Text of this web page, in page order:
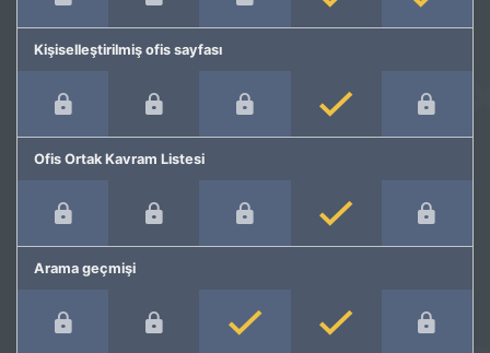
Kişiselleştirilmiş ofis sayfası
Ofis Ortak Kavram Listesi
Arama geçmişi